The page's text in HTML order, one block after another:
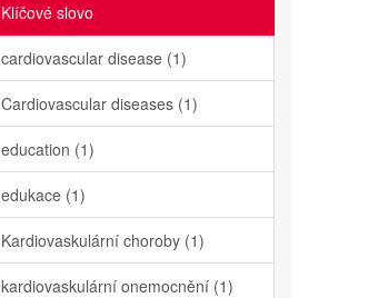
Klíčové slovo
cardiovascular disease (1)
Cardiovascular diseases (1)
education (1)
edukace (1)
Kardiovaskulární choroby (1)
kardiovaskulární onemocnění (1)